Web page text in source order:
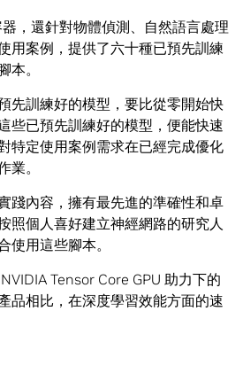
，還針對物體偵測、自然語言處理
用案例，提供了六十種已預先訓練
本。
先訓練好的模型，要比從零開始快
些已預先訓練好的模型，便能快速
特定使用案例需求在已經完成優化
業。
踐內容，擁有最先進的準確性和卓
照個人喜好建立神經網路的研究人
使用這些腳本。
Tensor Core GPU 助力下的
品相比，在深度學習效能方面的速